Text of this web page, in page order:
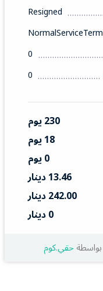
Resigned
0
0
230 يوم
18 يوم
0 يوم
13.46 دينار
242.00 دينار
0 دينار
حقي.كوم